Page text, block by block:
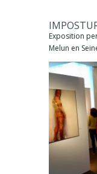
Exposition
Melun en